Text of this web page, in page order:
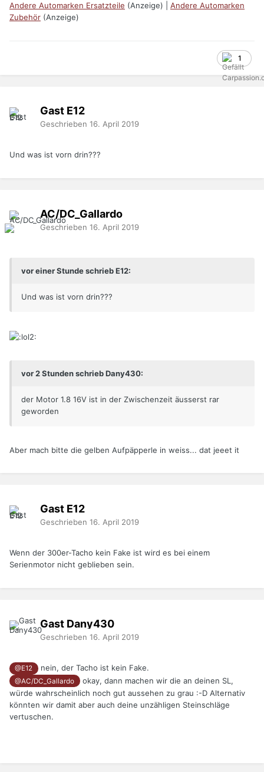
Andere Automarken Ersatzteile (Anzeige) | Andere Automarken
Zubehör (Anzeige)
1
Gast E12
Geschrieben 16. April 2019
Und was ist vorn drin???
AC/DC_Gallardo
Geschrieben 16. April 2019
vor einer Stunde schrieb E12:
Und was ist vorn drin???
vor 2 Stunden schrieb Dany430:
der Motor 1.8 16V ist in der Zwischenzeit äusserst rar
geworden
Aber mach bitte die gelben Aufpäpperle in weiss... dat jeeet it
Gast E12
Geschrieben 16. April 2019
Wenn der 300er-Tacho kein Fake ist wird es bei einem
Serienmotor nicht geblieben sein.
Gast Dany430
Geschrieben 16. April 2019
@E12 nein, der Tacho ist kein Fake.
@AC/DC_Gallardo
okay, dann machen wir die an deinen SL,
würde wahrscheinlich noch gut aussehen zu grau :-D Alternativ
könnten wir damit aber auch deine unzähligen Steinschläge
vertuschen.